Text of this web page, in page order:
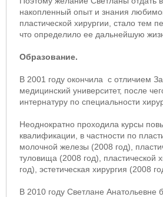
накопленный опыт и знания
пластической хирургии, стало тем
что определило ее дальнейшую
Образование.
В 2001 году окончила с отличием
медицинский университет, после
интернатуру по специальности
Неоднократно проходила курсы
квалификации, в частности по
молочной железы (2008 год),
туловища (2008 год), пластической
год), эстетическая хирургия (2008
В 2010 году Светлане Анатольевне